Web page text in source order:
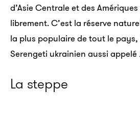
d’Asie Centrale et des
librement. C’est la réserve
la plus populaire de tout le pays,
Serengeti ukrainien aussi appelé
La steppe